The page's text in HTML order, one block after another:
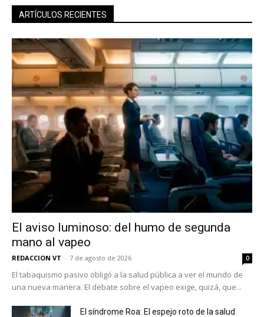
ARTÍCULOS RECIENTES
El aviso luminoso: del humo de segunda
mano al vapeo
REDACCION VT - 7 de agosto de 2026 0
El tabaquismo pasivo obligó a la salud pública a ver el mundo de
una nueva manera. El debate sobre el vapeo exige, quizá, que...
El síndrome Roa: El espejo roto de la salud